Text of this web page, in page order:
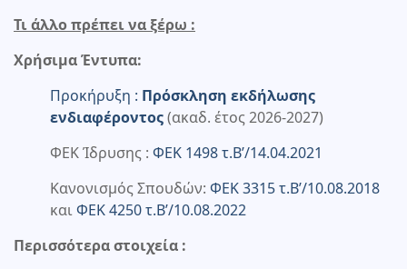
Τι άλλο πρέπει να ξέρω :
Χρήσιμα Έντυπα:
Προκήρυξη : Πρόσκληση εκδήλωσης
ενδιαφέροντος(ακαδ. έτος 2026-2027)
ΦΕΚ Ίδρυσης : ΦΕΚ 1498 τ.Β’/14.04.2021
Κανονισμός Σπουδών: ΦΕΚ 3315 τ.Β’/10.08.2018
καιΦΕΚ 4250 τ.Β’/10.08.2022
Περισσότερα στοιχεία :